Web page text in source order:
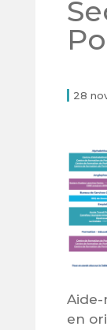
28
Aide-
en